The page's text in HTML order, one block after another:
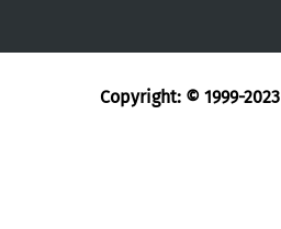
Copyright: © 1999-2023